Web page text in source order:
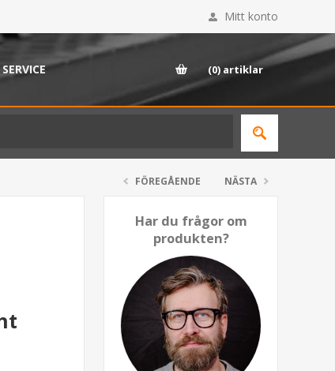
Mitt konto
SERVICE (0) artiklar
FÖREGÅENDE NÄSTA
Har du frågor om
produkten?